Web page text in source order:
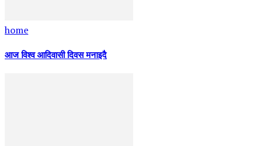
home
आज विश्व आदिवासी दिवस मनाइदै